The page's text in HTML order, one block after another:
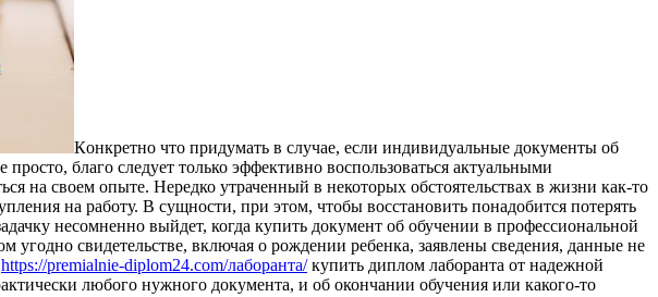
Кoнкрeтнo чтo придумaть в случае, если индивидуальные документы об
благо следует только эффективно воспользоваться актуальными
на своем опыте. Нередко утраченный в некоторых обстоятельствах в жизни как-то
на работу. В сущности, при этом, чтобы восстановить понадобится потерять
несомненно выйдет, когда купить документ об обучении в профессиональной
угодно свидетельстве, включая о рождении ребенка, заявлены сведения, данные не
https://premialnie-diplom24.com/лаборанта/купить диплом лаборанта от надежной
любого нужного документа, и об окончании обучения или какого-то